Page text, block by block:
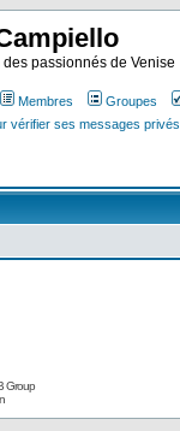
des passionnés de Venise
Membres Groupes
vérifier ses messages privés
Group